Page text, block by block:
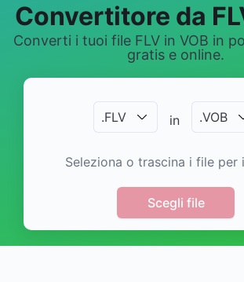
Convertitore da
Converti i tuoi file FLV in VOB in
gratis e online.
.FLV in .VOB
Seleziona o trascina i file per
Scegli file